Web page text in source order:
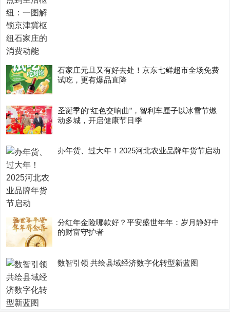
石家庄元旦又有好去处！京东七鲜超市全场免费
试吃，更有爆品直降
圣诞季的“红色交响曲”，智利车厘子以冰雪节燃
动多城，开启健康节日季
办年货、过大年！2025河北农业品牌年货节启动
分红年金险哪款好？平安盛世年年：岁月静好中
的财富守护者
数智引领 共绘县域经济数字化转型新蓝图